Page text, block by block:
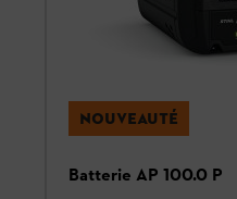
NOUVEAUTÉ
Batterie AP 100.0 P